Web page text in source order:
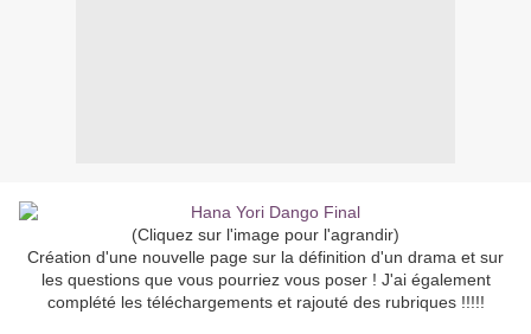
(Cliquez sur l'image pour l'agrandir)
Création d'une nouvelle page sur la définition d'un drama et sur
les questions que vous pourriez vous poser ! J'ai également
complété les téléchargements et rajouté des rubriques !!!!!